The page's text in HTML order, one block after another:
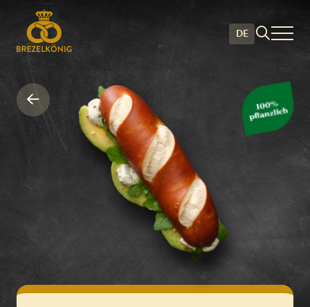
DE
Silserli Avocado •